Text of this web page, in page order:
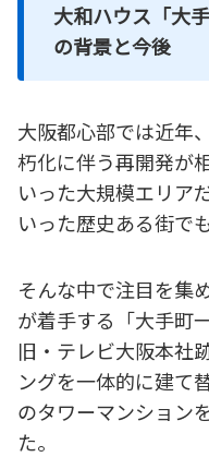
大和ハウス「大
の背景と今後
大阪都心部では近年
朽化に伴う再開発が
いった大規模エリア
いった歴史ある街で
そんな中で注目を集
が着手する「大手町
旧・テレビ大阪本社
ングを一体的に建て
のタワーマンション
た。